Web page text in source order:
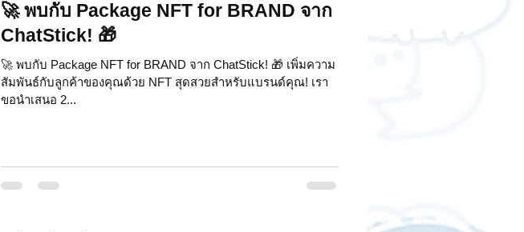
🚀 พบกับ Package NFT for BRAND จาก
ChatStick! 🎁
🚀 พบกับ Package NFT for BRAND จาก ChatStick! 🎁 เพิ่มความ
สัมพันธ์กับลูกค้าของคุณด้วย NFT สุดสวยสำหรับแบรนด์คุณ! เรา
ขอนำเสนอ 2...